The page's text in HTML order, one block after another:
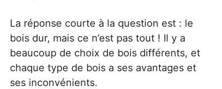
La réponse courte à la question est : le
bois dur, mais ce n’est pas tout ! Il y a
beaucoup de choix de bois différents, et
chaque type de bois a ses avantages et
ses inconvénients.